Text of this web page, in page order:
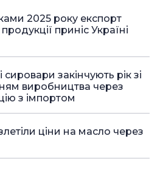
2025 року експорт
приніс Україні
сировари закінчують рік зі
виробництва через
з імпортом
ціни на масло через